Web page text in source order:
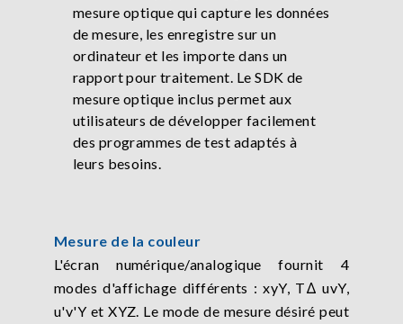
mesure optique qui capture les données
de mesure, les enregistre sur un
ordinateur et les importe dans un
rapport pour traitement. Le SDK de
mesure optique inclus permet aux
utilisateurs de développer facilement
des programmes de test adaptés à
leurs besoins.
Mesure de la couleur
L'écran numérique/analogique fournit 4
modes d'affichage différents : xyY, TΔ uvY,
u'v'Y et XYZ. Le mode de mesure désiré peut